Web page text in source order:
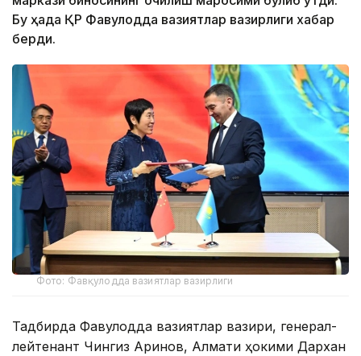
Бу ҳақда ҚР Фавқулодда вазиятлар вазирлиги хабар
берди.
Фото: Фавқулодда вазиятлар вазирлиги
Тадбирда Фавқулодда вазиятлар вазири, генерал-
лейтенант Чингиз Аринов, Алмати ҳокими Дархан